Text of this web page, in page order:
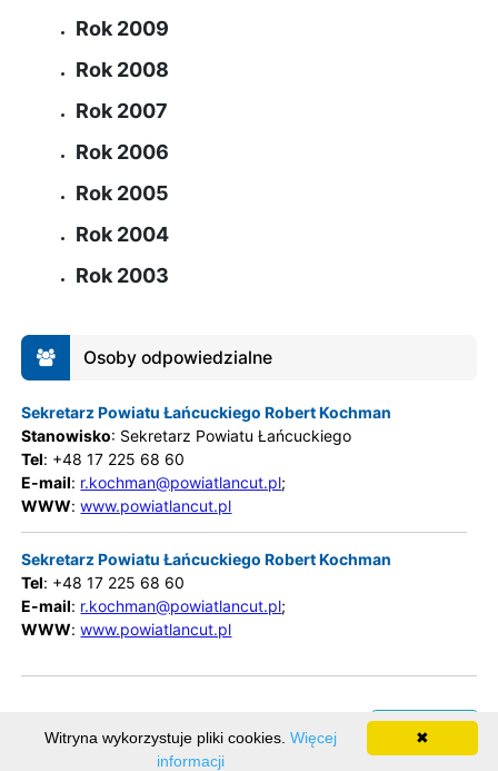
Rok 2009
Rok 2008
Rok 2007
Rok 2006
Rok 2005
Rok 2004
Rok 2003
Osoby odpowiedzialne
Sekretarz Powiatu Łańcuckiego Robert Kochman
Stanowisko: Sekretarz Powiatu Łańcuckiego
Tel: +48 17 225 68 60
E-mail: r.kochman@powiatlancut.pl;
WWW:www.powiatlancut.pl
Sekretarz Powiatu Łańcuckiego Robert Kochman
Tel: +48 17 225 68 60
E-mail: r.kochman@powiatlancut.pl;
WWW:www.powiatlancut.pl
Rejestr zmian
✖
Witryna wykorzystuje pliki cookies. Więcej
informacji